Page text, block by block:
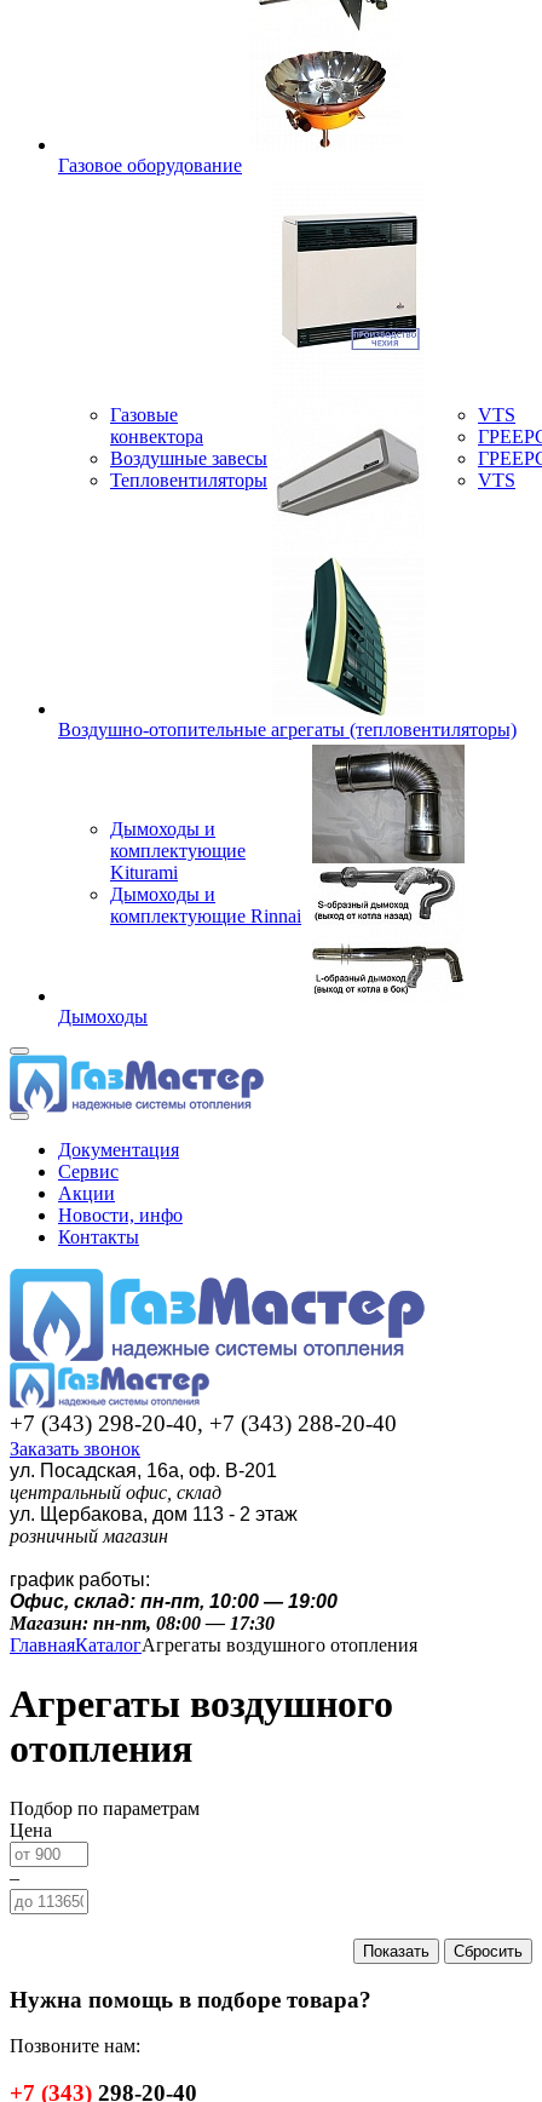
Газовое оборудование
Газовые
конвектора
Воздушные завесы
Тепловентиляторы
VTS
VTS
Воздушно-отопительные агрегаты (тепловентиляторы)
Дымоходы и
комплектующие
Kiturami
Дымоходы и
комплектующие Rinnai
Дымоходы
Документация
Сервис
Акции
Новости, инфо
Контакты
+7 (343) 298-20-40, +7 (343) 288-20-40
Заказать звонок
ул. Посадская, 16а, оф. В-201
центральный офис, склад
ул. Щербакова, дом 113 - 2 этаж
розничный магазин
график работы:
Офис, склад: пн-пт, 10:00 — 19:00
Магазин: пн-пт, 08:00 — 17:30
ГлавнаяКаталогАгрегаты воздушного отопления
Агрегаты воздушного
отопления
Подбор по параметрам
Цена
–
Нужна помощь в подборе товара?
Позвоните нам:
+7 (343) 298-20-40